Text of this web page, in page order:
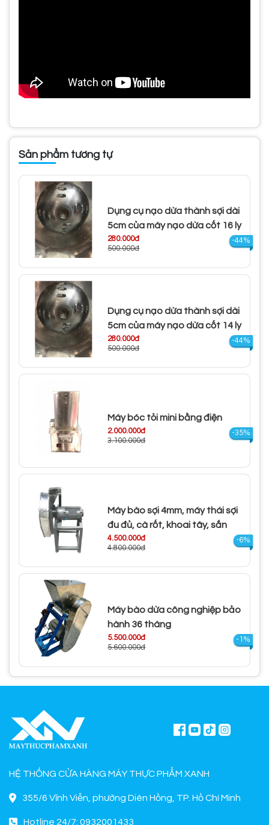
Sản phẩm tương tự
Dụng cụ nạo dừa thành sợi dài
5cm của máy nạo dừa cốt 16 ly
280.000đ
500.000đ
-44%
Dụng cụ nạo dừa thành sợi dài
5cm của máy nạo dừa cốt 14 ly
280.000đ
500.000đ
-44%
Máy bóc tỏi mini bằng điện
2.000.000đ
3.100.000đ
-35%
Máy bào sợi 4mm, máy thái sợi
đu đủ, cà rốt, khoai tây, sắn
4.500.000đ
4.800.000đ
-6%
Máy bào dừa công nghiệp bảo
hành 36 tháng
5.500.000đ
5.600.000đ
-1%
HỆ THỐNG CỬA HÀNG MÁY THỰC PHẨM XANH
355/6 Vĩnh Viễn, phường Diên Hồng, TP. Hồ Chí Minh
Hotline 24/7: 0932001433